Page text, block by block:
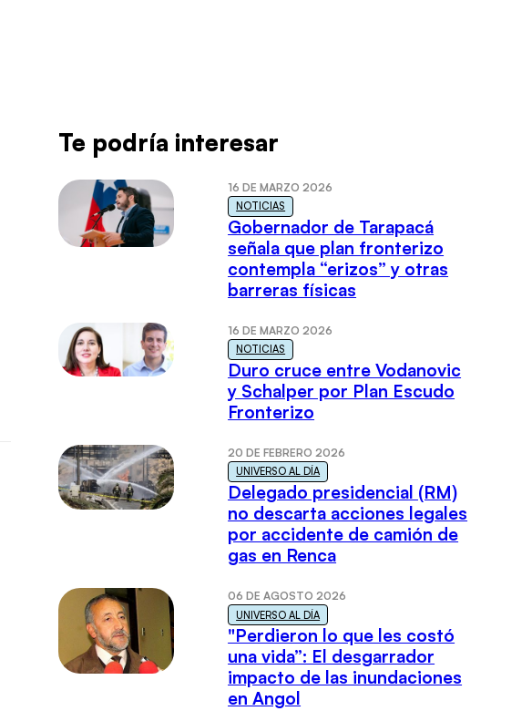
Te podría interesar
16 DE MARZO 2026
NOTICIAS
Gobernador de Tarapacá
señala que plan fronterizo
contempla “erizos” y otras
barreras físicas
16 DE MARZO 2026
NOTICIAS
Duro cruce entre Vodanovic
y Schalper por Plan Escudo
Fronterizo
20 DE FEBRERO 2026
UNIVERSO AL DÍA
Delegado presidencial (RM)
no descarta acciones legales
por accidente de camión de
gas en Renca
06 DE AGOSTO 2026
UNIVERSO AL DÍA
"Perdieron lo que les costó
una vida”: El desgarrador
impacto de las inundaciones
en Angol